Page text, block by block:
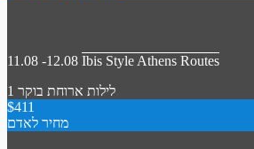
11.08 -12.08 Ibis Style Athens Routes
1 לילות ארוחת בוקר
$411
מחיר לאדם